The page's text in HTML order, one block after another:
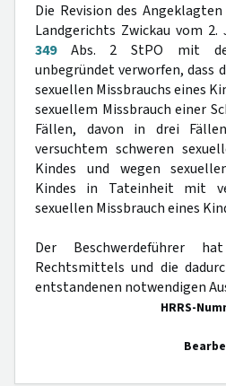
Die Revision des
Landgerichts Zwickau vom
349Abs. 2 StPO mit
unbegründet verworfen, dass
sexuellen Missbrauchs eines
sexuellem Missbrauch einer
Fällen, davon in drei
versuchtem schweren
Kindes und wegen
Kindes in Tateinheit mit
sexuellen Missbrauch eines
Der Beschwerdeführer
Rechtsmittels und die
entstandenen notwendigen
HRRS-